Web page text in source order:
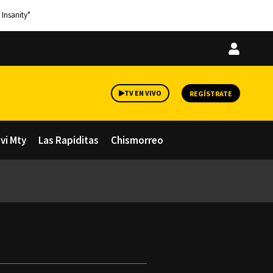
Iniciar
TV EN VIVO REGÍSTRATE
Mty Las Rapiditas Chismorreo